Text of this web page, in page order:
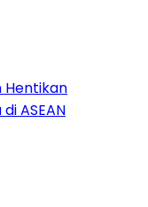
Hentikan
ASEAN